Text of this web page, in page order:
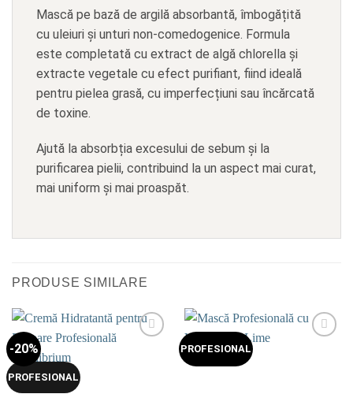
Mască pe bază de argilă absorbantă, îmbogățită
cu uleiuri și unturi non-comedogenice. Formula
este completată cu extract de algă chlorella și
extracte vegetale cu efect purifiant, fiind ideală
pentru pielea grasă, cu imperfecțiuni sau încărcată
de toxine.
Ajută la absorbția excesului de sebum și la
purificarea pielii, contribuind la un aspect mai curat,
mai uniform și mai proaspăt.
PRODUSE SIMILARE
-20%
PROFESIONAL
PROFESIONAL